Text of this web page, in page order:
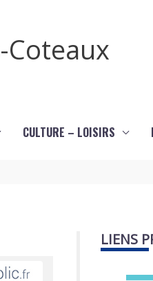
Coteaux
CULTURE – LOISIRS
LIENS